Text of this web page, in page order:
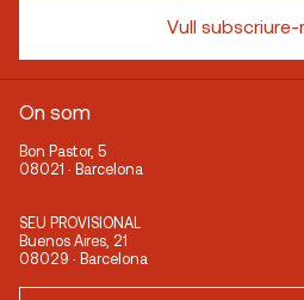
Vull subscriure-
On som
Bon Pastor, 5
08021 · Barcelona
SEU PROVISIONAL
Buenos Aires, 21
08029 · Barcelona